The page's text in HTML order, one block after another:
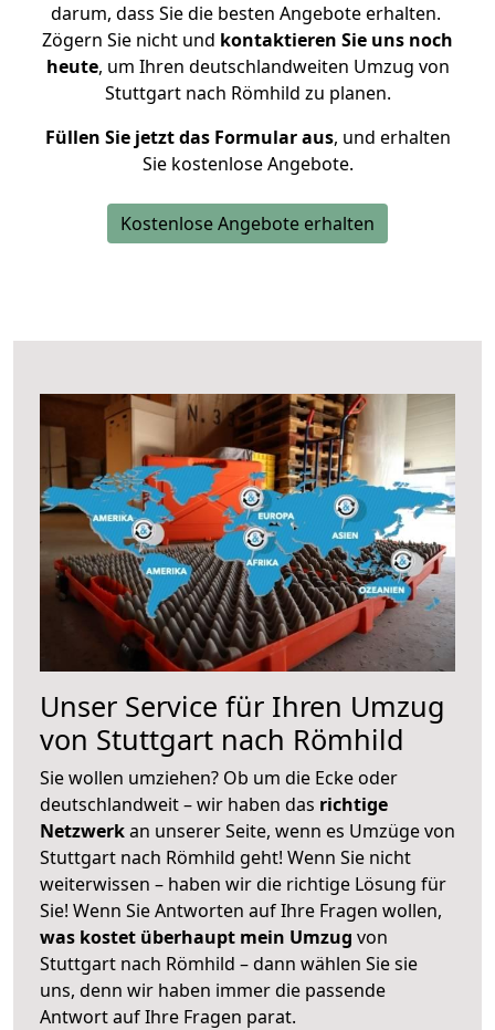
darum, dass Sie die besten Angebote erhalten.
Zögern Sie nicht und kontaktieren Sie uns noch
heute, um Ihren deutschlandweiten Umzug von
Stuttgart nach Römhild zu planen.
Füllen Sie jetzt das Formular aus, und erhalten
Sie kostenlose Angebote.
Kostenlose Angebote erhalten
Unser Service für Ihren Umzug
von Stuttgart nach Römhild
Sie wollen umziehen? Ob um die Ecke oder
deutschlandweit – wir haben das richtige
Netzwerkan unserer Seite, wenn es Umzüge von
Stuttgart nach Römhild geht! Wenn Sie nicht
weiterwissen – haben wir die richtige Lösung für
Sie! Wenn Sie Antworten auf Ihre Fragen wollen,
was kostet überhaupt mein Umzug von
Stuttgart nach Römhild – dann wählen Sie sie
uns, denn wir haben immer die passende
Antwort auf Ihre Fragen parat.